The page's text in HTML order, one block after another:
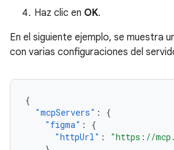
Haz clic en OK.
En el siguiente ejemplo, se muestra
con varias configuraciones del
{
"mcpServers" :
{
"figma" :
{
"httpUrl" :
"https://